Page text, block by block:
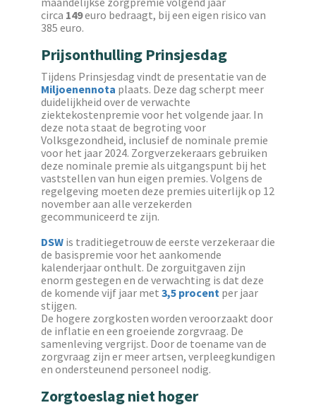
circa 149euro bedraagt, bij een eigen risico van
385 euro.
Prijsonthulling Prinsjesdag
Tijdens Prinsjesdag vindt de presentatie van de
Miljoenennota plaats. Deze dag scherpt meer
duidelijkheid over de verwachte
ziektekostenpremie voor het volgende jaar. In
deze nota staat de begroting voor
Volksgezondheid, inclusief de nominale premie
voor het jaar 2024. Zorgverzekeraars gebruiken
deze nominale premie als uitgangspunt bij het
vaststellen van hun eigen premies. Volgens de
regelgeving moeten deze premies uiterlijk op 12
november aan alle verzekerden
gecommuniceerd te zijn.
DSWis traditiegetrouw de eerste verzekeraar die
de basispremie voor het aankomende
kalenderjaar onthult. De zorguitgaven zijn
enorm gestegen en de verwachting is dat deze
de komende vijf jaar met 3,5 procentper jaar
stijgen.
De hogere zorgkosten worden veroorzaakt door
de inflatie en een groeiende zorgvraag. De
samenleving vergrijst. Door de toename van de
zorgvraag zijn er meer artsen, verpleegkundigen
en ondersteunend personeel nodig.
Zorgtoeslag niet hoger